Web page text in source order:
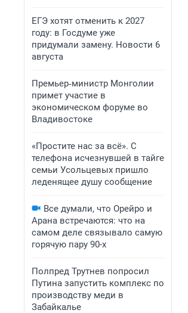
ЕГЭ хотят отменить к 2027
году: в Госдуме уже
придумали замену. Новости 6
августа
Премьер‑министр Монголии
примет участие в
экономическом форуме во
Владивостоке
«Простите нас за всё». С
телефона исчезнувшей в тайге
семьи Усольцевых пришло
леденящее душу сообщение
Все думали, что Орейро и
Арана встречаются: что на
самом деле связывало самую
горячую пару 90-х
Полпред Трутнев попросил
Путина запустить комплекс по
производству меди в
Забайкалье